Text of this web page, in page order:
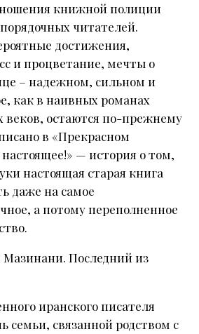
книжной полиции
читателей.
достижения,
и процветание, мечты о
– надежном, сильном и
как в наивных романах
веков, остаются по-прежнему
в «Прекрасном
настоящее!» — история о том,
настоящая старая книга
даже на самое
а потому переполненное
Последний из
иранского писателя
семьи, связанной родством с